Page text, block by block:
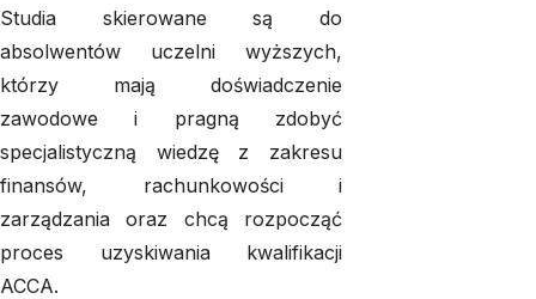
Studia skierowane są do
absolwentów uczelni wyższych,
którzy mają doświadczenie
zawodowe i pragną zdobyć
specjalistyczną wiedzę z zakresu
finansów, rachunkowości i
zarządzania oraz chcą rozpocząć
proces uzyskiwania kwalifikacji
ACCA.